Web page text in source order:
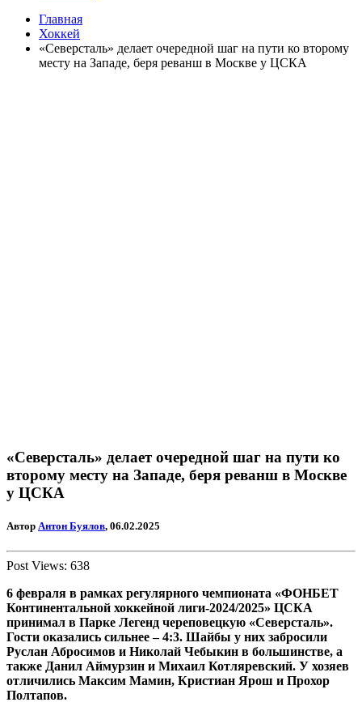
Главная
Хоккей
«Северсталь» делает очередной шаг на пути ко второму
месту на Западе, беря реванш в Москве у ЦСКА
«Северсталь» делает очередной шаг на пути ко
второму месту на Западе, беря реванш в Москве
у ЦСКА
Автор Антон Буялов, 06.02.2025
Post Views: 638
6 февраля в рамках регулярного чемпионата «ФОНБЕТ
Континентальной хоккейной лиги-2024/2025» ЦСКА
принимал в Парке Легенд череповецкую «Северсталь».
Гости оказались сильнее – 4:3. Шайбы у них забросили
Руслан Абросимов и Николай Чебыкин в большинстве, а
также Данил Аймурзин и Михаил Котляревский. У хозяев
отличились Максим Мамин, Кристиан Ярош и Прохор
Полтапов.